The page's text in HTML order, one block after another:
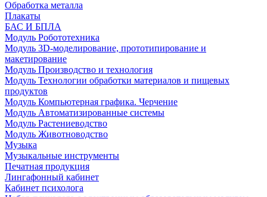
Обработка металла
Плакаты
БАС И БПЛА
Модуль Робототехника
Модуль 3D-моделирование, прототипирование и
макетирование
Модуль Производство и технология
Модуль Технологии обработки материалов и пищевых
продуктов
Модуль Компьютерная графика. Черчение
Модуль Автоматизированные системы
Модуль Растениеводство
Модуль Животноводство
Музыка
Музыкальные инструменты
Печатная продукция
Лингафонный кабинет
Кабинет психолога